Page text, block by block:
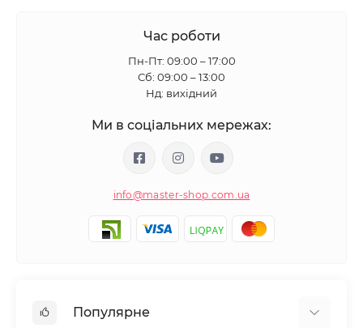
Час роботи
Пн-Пт: 09:00 – 17:00
Сб: 09:00 – 13:00
Нд: вихідний
Ми в соціальних мережах:
info@master-shop.com.ua
Популярне